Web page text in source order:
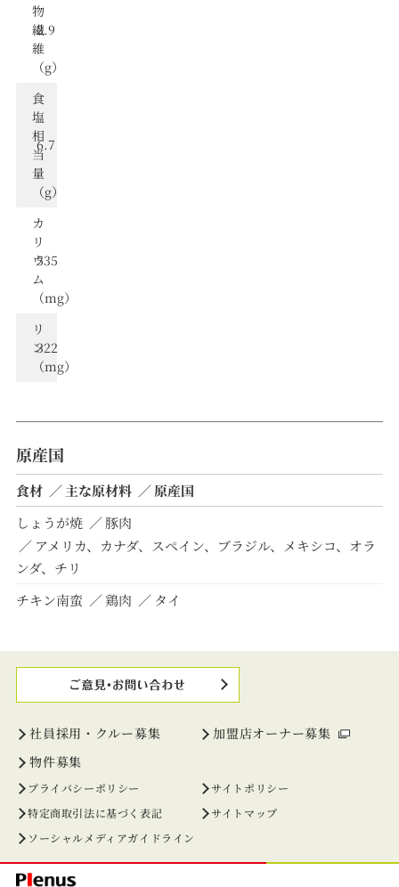
物
繊
維
（g）
2.9
⾷
塩
相
当
量
（g）
6.7
カ
リ
ウ
ム
（mg）
535
リ
ン
（mg）
322
原産国
食材 主な原材料
原産国
しょうが焼
豚肉
アメリカ、カナダ、スペイン、ブラジル、メキシコ、オラ
ンダ、チリ
チキン南蛮
鶏肉 タイ
社員採用・クルー募集
加盟店オーナー募集
物件募集
プライバシーポリシー
サイトポリシー
特定商取引法に基づく表記
サイトマップ
ソーシャルメディアガイドライン